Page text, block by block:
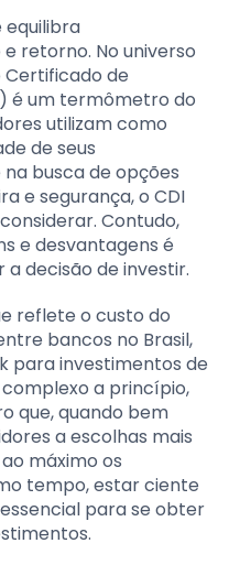
equilibra
retorno. No universo
Certificado de
é um termômetro do
utilizam como
de seus
busca de opções
e segurança, o CDI
Contudo,
e desvantagens é
decisão de investir.
reflete o custo do
bancos no Brasil,
para investimentos de
a princípio,
que, quando bem
a escolhas mais
máximo os
tempo, estar ciente
para se obter